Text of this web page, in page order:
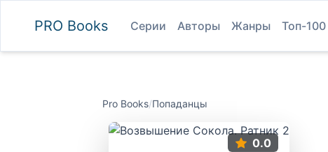
PRO Books Серии Авторы Жанры Топ-100
Pro Books/Попаданцы
0.0